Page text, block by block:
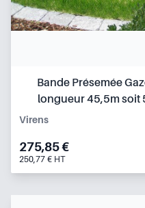
Bande Présemée
longueur 45,5m soit
Virens
275,85 €
250,77 € HT